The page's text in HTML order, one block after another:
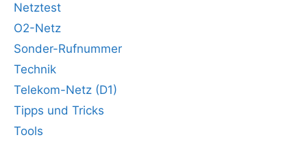
Netztest
O2-Netz
Sonder-Rufnummer
Technik
Telekom-Netz (D1)
Tipps und Tricks
Tools